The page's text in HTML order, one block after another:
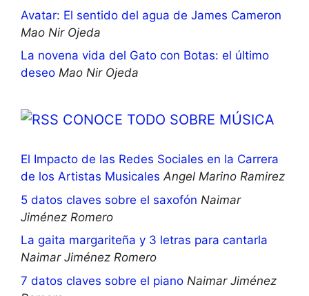
Avatar: El sentido del agua de James Cameron
Mao Nir Ojeda
La novena vida del Gato con Botas: el último
deseo Mao Nir Ojeda
CONOCE TODO SOBRE MÚSICA
El Impacto de las Redes Sociales en la Carrera
de los Artistas Musicales Angel Marino Ramirez
5 datos claves sobre el saxofón Naimar
Jiménez Romero
La gaita margariteña y 3 letras para cantarla
Naimar Jiménez Romero
7 datos claves sobre el piano Naimar Jiménez